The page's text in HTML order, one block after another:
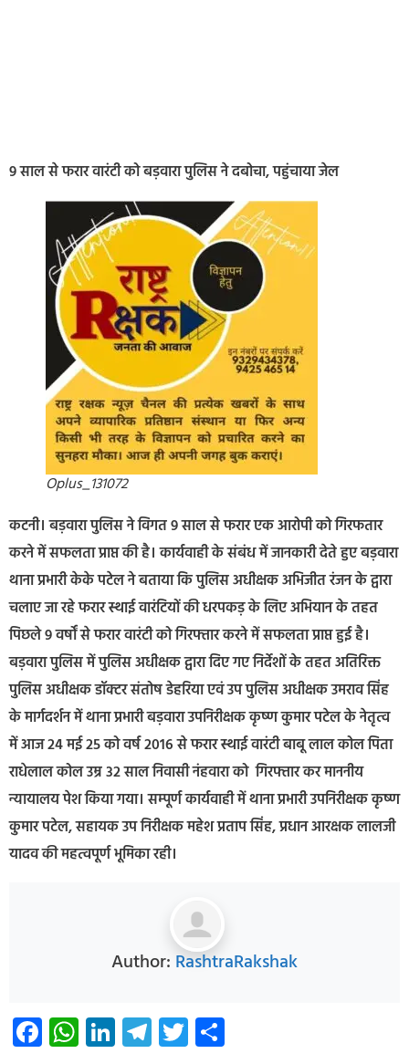
9 साल से फरार वारंटी को बड़वारा पुलिस ने दबोचा, पहुंचाया जेल
Oplus_131072
कटनी। बड़वारा पुलिस ने विगत 9 साल से फरार एक आरोपी को गिरफतार
करने में सफलता प्राप्त की है। कार्यवाही के संबंध में जानकारी देते हुए बड़वारा
थाना प्रभारी केके पटेल ने बताया कि पुलिस अधीक्षक अभिजीत रंजन के द्वारा
चलाए जा रहे फरार स्थाई वारंटियों की धरपकड़ के लिए अभियान के तहत
पिछले 9 वर्षों से फरार वारंटी को गिरफ्तार करने में सफलता प्राप्त हुई है।
बड़वारा पुलिस में पुलिस अधीक्षक द्वारा दिए गए निर्देशों के तहत अतिरिक्त
पुलिस अधीक्षक डॉक्टर संतोष डेहरिया एवं उप पुलिस अधीक्षक उमराव सिंह
के मार्गदर्शन में थाना प्रभारी बड़वारा उपनिरीक्षक कृष्ण कुमार पटेल के नेतृत्व
में आज 24 मई 25 को वर्ष 2016 से फरार स्थाई वारंटी बाबू लाल कोल पिता
राधेलाल कोल उम्र 32 साल निवासी नंहवारा को गिरफ्तार कर माननीय
न्यायालय पेश किया गया। सम्पूर्ण कार्यवाही में थाना प्रभारी उपनिरीक्षक कृष्ण
कुमार पटेल, सहायक उप निरीक्षक महेश प्रताप सिंह, प्रधान आरक्षक लालजी
यादव की महत्वपूर्ण भूमिका रही।
Author: RashtraRakshak
Facebook
WhatsApp
LinkedIn
Telegram
Twitter